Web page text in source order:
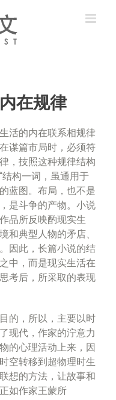
在规律
活的内在联系相规律
谋篇市局时，必须符
，技照这种规律结构
构一词，虽通用于
蓝图。布局，也不是
是斗争的产物。小说
品所反映酌现实生
和典型人物的矛店、
因此，长篇小说的结
中，而是现实生活在
考后，所采取的表现
的，所以，主要以时
现代，作家的泞意力
的心理活动上来，因
空转移到超物理时生
想的方法，让故事和
如作家王蒙所